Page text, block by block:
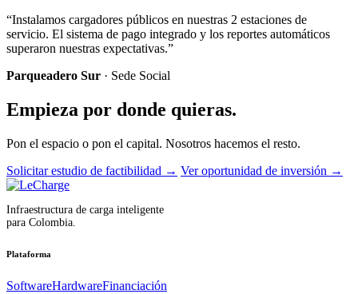
“Instalamos cargadores públicos en nuestras 2 estaciones de
servicio. El sistema de pago integrado y los reportes automáticos
superaron nuestras expectativas.”
Parqueadero Sur · Sede Social
Empieza por donde quieras.
Pon el espacio o pon el capital. Nosotros hacemos el resto.
Solicitar estudio de factibilidad → Ver oportunidad de inversión →
Infraestructura de carga inteligente
para Colombia.
Plataforma
SoftwareHardwareFinanciación